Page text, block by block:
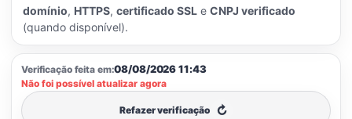
domínio, HTTPS, certificado SSL e CNPJ verificado
(quando disponível).
Verificação feita em:08/08/2026 11:43
Não foi possível atualizar agora
Refazer verificação ↻